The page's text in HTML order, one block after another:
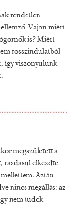
rendetlen
Vajon miért
is? Miért
rosszindulatból
így viszonyulunk
megszületett a
ráadásul elkezdte
Aztán
nincs megállás: az
nem tudok